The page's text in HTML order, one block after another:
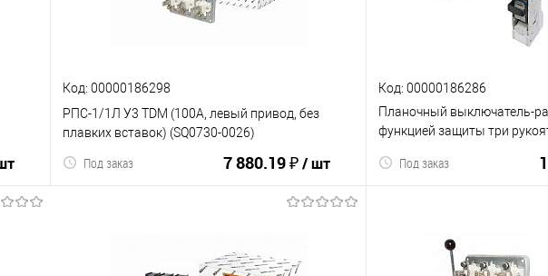
Код: 00000186298
РПС-1/1Л У3 TDM (100А, левый привод, без
плавких вставок) (SQ0730-0026)
7 880.19 ₽/ шт
Под заказ
В корзину
Код: 00000186286
Планочный выключатель-
функцией защиты три
Под заказ